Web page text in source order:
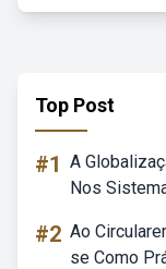
Top Post
#1 A
Nos
#2 Ao
se Como